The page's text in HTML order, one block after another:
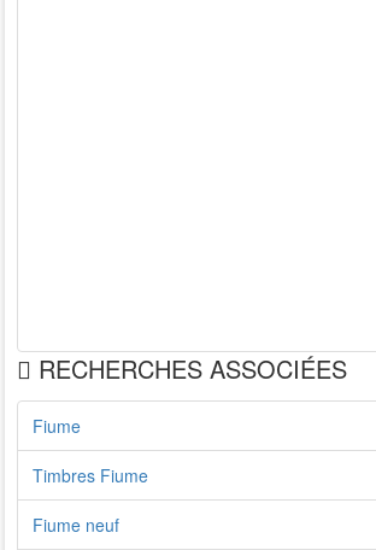
RECHERCHES ASSOCIÉES
Fiume
Timbres Fiume
Fiume neuf